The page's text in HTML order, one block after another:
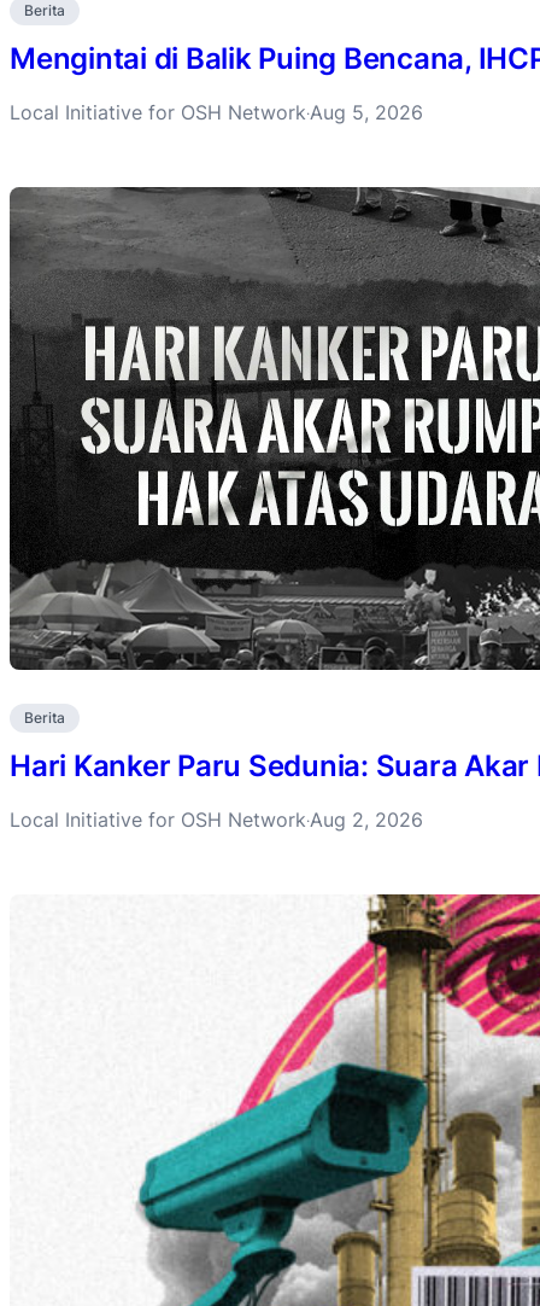
Berita
Mengintai di Balik Puing Bencana,
Local Initiative for OSH Network·Aug 5, 2026
Berita
Hari Kanker Paru Sedunia: Suara
Local Initiative for OSH Network·Aug 2, 2026